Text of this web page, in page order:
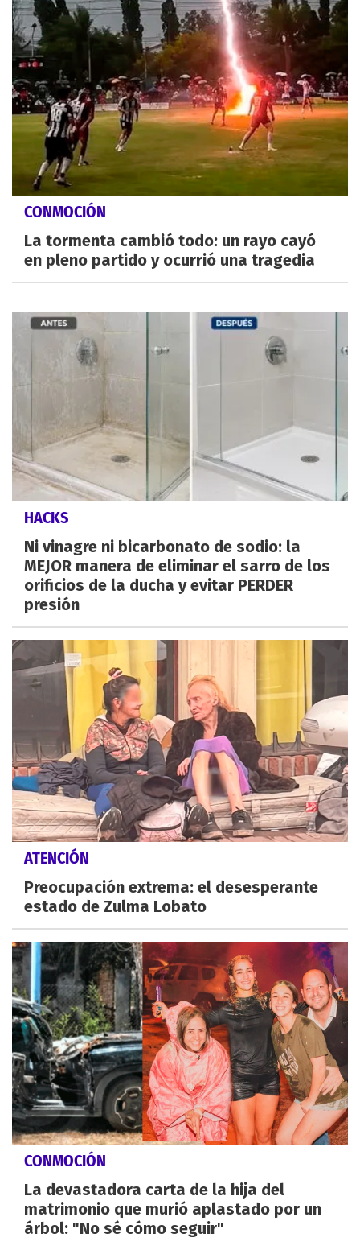
CONMOCIÓN
La tormenta cambió todo: un rayo cayó
en pleno partido y ocurrió una tragedia
HACKS
Ni vinagre ni bicarbonato de sodio: la
MEJOR manera de eliminar el sarro de los
orificios de la ducha y evitar PERDER
presión
ATENCIÓN
Preocupación extrema: el desesperante
estado de Zulma Lobato
CONMOCIÓN
La devastadora carta de la hija del
matrimonio que murió aplastado por un
árbol: "No sé cómo seguir"